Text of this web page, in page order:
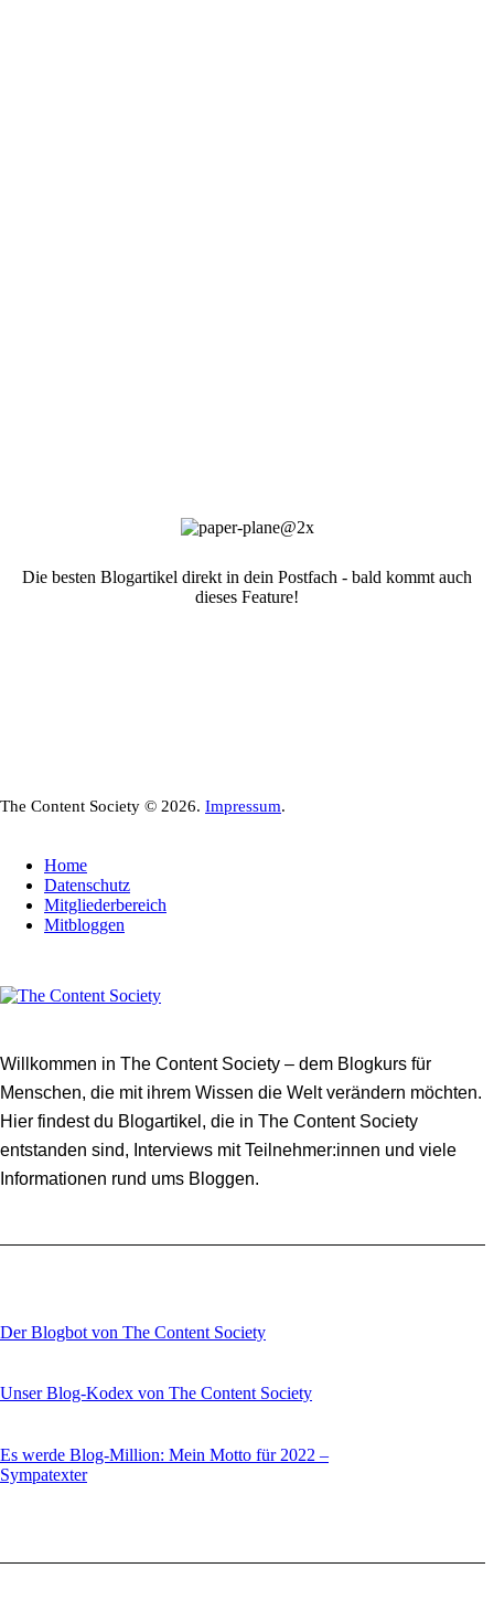
Die besten Blogartikel direkt in dein Postfach - bald kommt auch
dieses Feature!
The Content Society © 2026. Impressum.
Home
Datenschutz
Mitgliederbereich
Mitbloggen
Willkommen in The Content Society – dem Blogkurs für
Menschen, die mit ihrem Wissen die Welt verändern möchten.
Hier findest du Blogartikel, die in The Content Society
entstanden sind, Interviews mit Teilnehmer:innen und viele
Informationen rund ums Bloggen.
Der Blogbot von The Content Society
Unser Blog-Kodex von The Content Society
Es werde Blog-Million: Mein Motto für 2022 –
Sympatexter